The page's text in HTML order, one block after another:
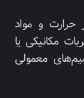
حرارت و مواد
مکانیکی یا
معمولی